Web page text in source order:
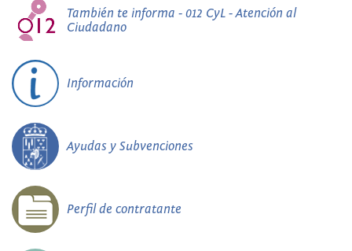
También te informa - 012 CyL - Atención al
Ciudadano
Información
Ayudas y Subvenciones
Perfil de contratante